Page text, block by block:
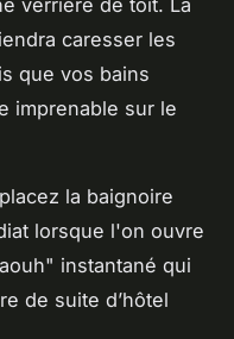
caresser les
que vos bains
imprenable sur le
la baignoire
lorsque l'on ouvre
instantané qui
de suite d’hôtel